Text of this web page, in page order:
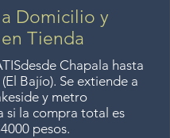
Domicilio y
Tienda
desde Chapala hasta
Bajío). Se extiende a
y metro
si la compra total es
pesos.